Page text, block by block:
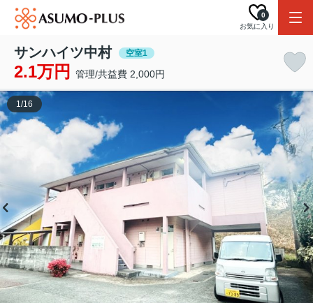
お気に入り
0
サンハイツ中村 空室1
2.1万円 管理/共益費 2,000円
1/16